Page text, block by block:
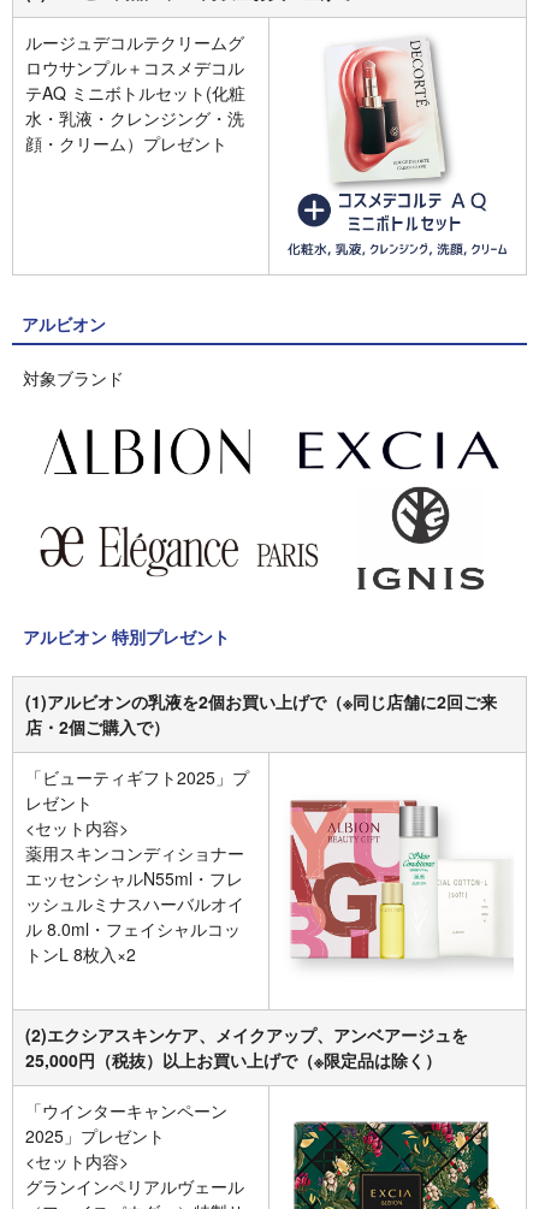
ルージュデコルテクリームグ
ロウサンプル＋コスメデコル
テAQ ミニボトルセット(化粧
水・乳液・クレンジング・洗
顔・クリーム）プレゼント
アルビオン
対象ブランド
アルビオン 特別プレゼント
(1)アルビオンの乳液を2個お買い上げで（※同じ店舗に2回ご来
店・2個ご購入で）
「ビューティギフト2025」プ
レゼント
<セット内容>
薬用スキンコンディショナー
エッセンシャルN55ml・フレ
ッシュルミナスハーバルオイ
ル 8.0ml・フェイシャルコッ
トンL 8枚入×2
(2)エクシアスキンケア、メイクアップ、アンベアージュを
25,000円（税抜）以上お買い上げで（※限定品は除く）
「ウインターキャンペーン
2025」プレゼント
<セット内容>
グランインペリアルヴェール